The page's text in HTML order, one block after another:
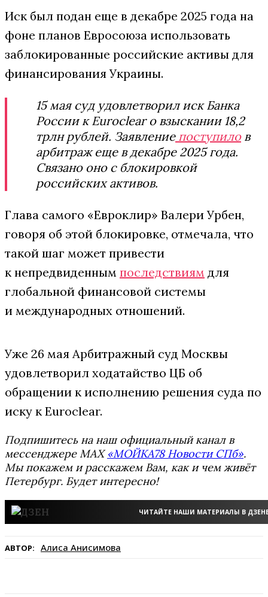
Иск был подан еще в декабре 2025 года на
фоне планов Евросоюза использовать
заблокированные российские активы для
финансирования Украины.
15 мая суд удовлетворил иск Банка
России к Euroclear о взыскании 18,2
трлн рублей. Заявлениепоступилов
арбитраж еще в декабре 2025 года.
Связано оно с блокировкой
российских активов.
Глава самого «Евроклир» Валери Урбен,
говоря об этой блокировке, отмечала, что
такой шаг может привести
к непредвиденным последствиям для
глобальной финансовой системы
и международных отношений.
Уже 26 мая Арбитражный суд Москвы
удовлетворил ходатайство ЦБ об
обращении к исполнению решения суда по
иску к Euroclear.
Подпишитесь на наш официальный канал в
мессенджере MAX«МОЙКА78 Новости СПб».
Мы покажем и расскажем Вам, как и чем живёт
Петербург. Будет интересно!
ЧИТАЙТЕ НАШИ МАТЕРИАЛЫ В
АВТОР: Алиса Анисимова